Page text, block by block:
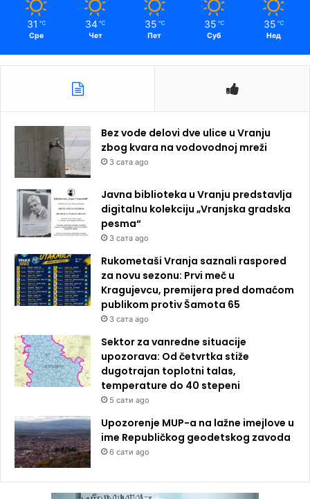
31 ℃
Сре
34 ℃
Чет
35 ℃
Пет
35 ℃
Суб
35 ℃
Нед
Bez vode delovi dve ulice u Vranju
zbog kvara na vodovodnoj mreži
3 сата ago
Javna biblioteka u Vranju predstavlja
digitalnu kolekciju „Vranjska gradska
pesma“
3 сата ago
Rukometaši Vranja saznali raspored
za novu sezonu: Prvi meč u
Kragujevcu, premijera pred domaćom
publikom protiv Šamota 65
3 сата ago
Sektor za vanredne situacije
upozorava: Od četvrtka stiže
dugotrajan toplotni talas,
temperature do 40 stepeni
5 сати ago
Upozorenje MUP-a na lažne imejlove u
ime Republičkog geodetskog zavoda
6 сати ago